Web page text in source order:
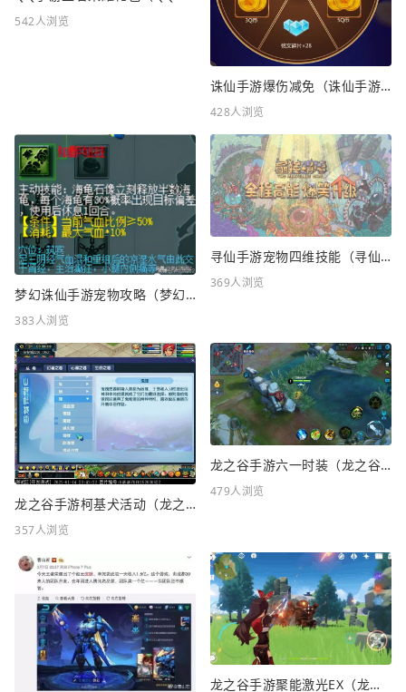
542人浏览
诛仙手游爆伤减免（诛仙手游爆伤减免重要吗）
428人浏览
梦幻诛仙手游宠物攻略（梦幻诛仙手游宠物攻略最新）
383人浏览
寻仙手游宠物四维技能（寻仙手游宠物四维技能怎么升级）
369人浏览
龙之谷手游柯基犬活动（龙之谷KFC联动）
357人浏览
龙之谷手游六一时装（龙之谷手游六一时装怎么样）
479人浏览
龙之谷手游聚能激光EX（龙之谷FC）